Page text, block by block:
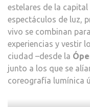
estelares de la
espectáculos de luz,
vivo se combinan
experiencias y vestir
ciudad –desde la
junto a los que se
coreografía lumínica